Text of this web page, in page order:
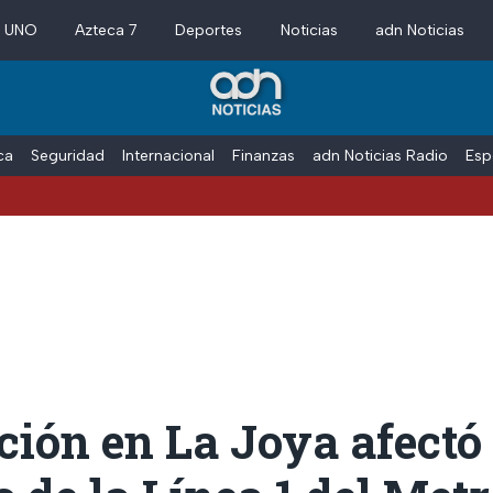
Azteca 7 Deportes Noticias adn Noticias
Seguridad Internacional Finanzas adn Noticias Radio
en La Joya afectó